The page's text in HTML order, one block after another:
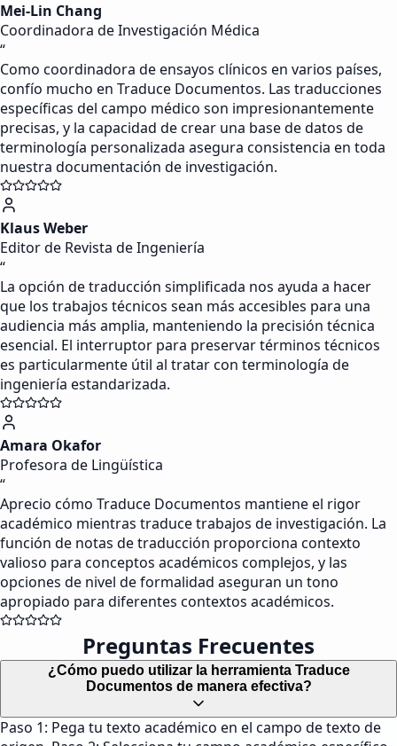
Mei-Lin Chang
Coordinadora de Investigación Médica
“
Como coordinadora de ensayos clínicos en varios países,
confío mucho en Traduce Documentos. Las traducciones
específicas del campo médico son impresionantemente
precisas, y la capacidad de crear una base de datos de
terminología personalizada asegura consistencia en toda
nuestra documentación de investigación.
Klaus Weber
Editor de Revista de Ingeniería
“
La opción de traducción simplificada nos ayuda a hacer
que los trabajos técnicos sean más accesibles para una
audiencia más amplia, manteniendo la precisión técnica
esencial. El interruptor para preservar términos técnicos
es particularmente útil al tratar con terminología de
ingeniería estandarizada.
Amara Okafor
Profesora de Lingüística
“
Aprecio cómo Traduce Documentos mantiene el rigor
académico mientras traduce trabajos de investigación. La
función de notas de traducción proporciona contexto
valioso para conceptos académicos complejos, y las
opciones de nivel de formalidad aseguran un tono
apropiado para diferentes contextos académicos.
Preguntas Frecuentes
¿Cómo puedo utilizar la herramienta Traduce
Documentos de manera efectiva?
Paso 1: Pega tu texto académico en el campo de texto de